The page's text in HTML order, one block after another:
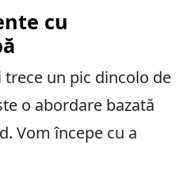
cu
trece un pic dincolo de
o abordare bazată
Vom începe cu a